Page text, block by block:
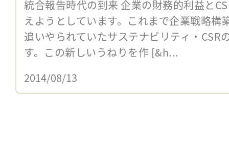
統合報告時代の到来 企業の財務的利益と
えようとしています。これまで企業戦略構
追いやられていたサステナビリティ・CSR
す。この新しいうねりを作 [&h...
2014/08/13